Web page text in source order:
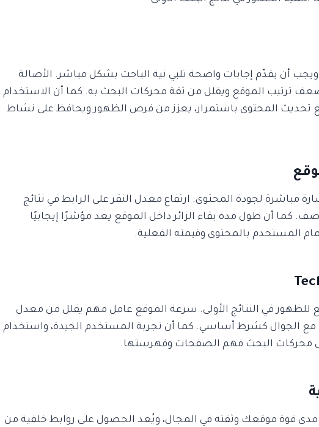
أن يقدّم إجابات واضحة تلبي نية الباحث بشكل مباشر. الأصالة
ترتيب الموقع ويقلل من ثقة محركات البحث به. كما أن الاستخدام
تحديث المحتوى باستمرار، يعزز من فرص الظهور ويحافظ على نشاط
لجودة المحتوى. ارتفاع معدل النقر على الرابط في نتائج
كما أن طول مدة بقاء الزائر داخل الموقع يعد مؤشرًا إيجابيًا
المستخدم بالمحتوى وقيمته الفعلية.
للظهور في النتائج الأولى. سرعة الموقع عامل مهم يقلل من معدل
مع الجوال كشرط أساسي. كما أن تجربة المستخدم الجيدة، واستخدام
قوة موقعك وثقته في المجال، ويُعد الحصول على روابط خلفية من